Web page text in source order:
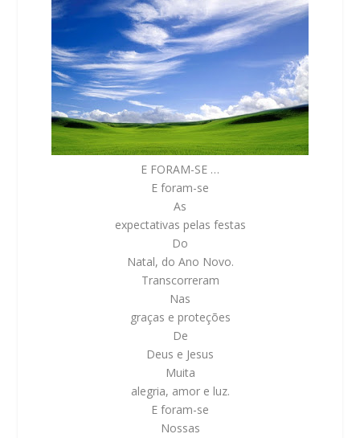
E FORAM-SE …
E foram-se
As
expectativas pelas festas
Do
Natal, do Ano Novo.
Transcorreram
Nas
graças e proteções
De
Deus e Jesus
Muita
alegria, amor e luz.
E foram-se
Nossas